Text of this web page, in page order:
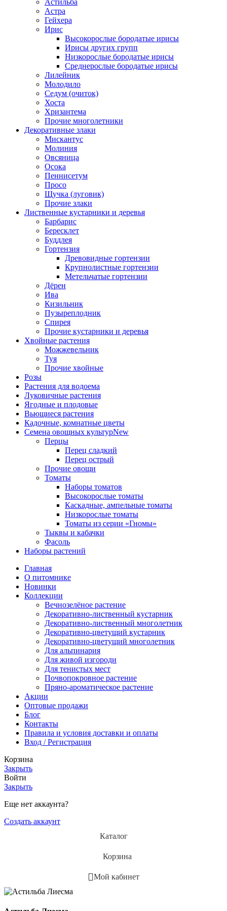
Астра
Гейхера
Ирис
Высокорослые бородатые ирисы
Ирисы других групп
Низкорослые бородатые ирисы
Среднерослые бородатые ирисы
Лилейник
Молодило
Седум (очиток)
Хоста
Хризантема
Прочие многолетники
Декоративные злаки
Мискантус
Молиния
Овсяница
Осока
Пеннисетум
Просо
Щучка (луговик)
Прочие злаки
Лиственные кустарники и деревья
Барбарис
Бересклет
Буддлея
Гортензия
Древовидные гортензии
Крупнолистные гортензии
Метельчатые гортензии
Дёрен
Ива
Кизильник
Пузыреплодник
Спирея
Прочие кустарники и деревья
Хвойные растения
Можжевельник
Туя
Прочие хвойные
Розы
Растения для водоема
Луковичные растения
Ягодные и плодовые
Вьющиеся растения
Кадочные, комнатные цветы
Семена овощных культурNew
Перцы
Перец сладкий
Перец острый
Прочие овощи
Томаты
Наборы томатов
Высокорослые томаты
Каскадные, ампельные томаты
Низкорослые томаты
Томаты из серии «Гномы»
Тыквы и кабачки
Фасоль
Наборы растений
Главная
О питомнике
Новинки
Коллекции
Вечнозелёное растение
Декоративно-лиственный кустарник
Декоративно-лиственный многолетник
Декоративно-цветущий кустарник
Декоративно-цветущий многолетник
Для альпинария
Для живой изгороди
Для тенистых мест
Почвопокровное растение
Пряно-ароматическое растение
Акции
Оптовые продажи
Блог
Контакты
Правила и условия доставки и оплаты
Вход / Регистрация
Корзина
Закрыть
Войти
Закрыть
Еще нет аккаунта?
Создать аккаунт
Каталог
Корзина
Мой кабинет